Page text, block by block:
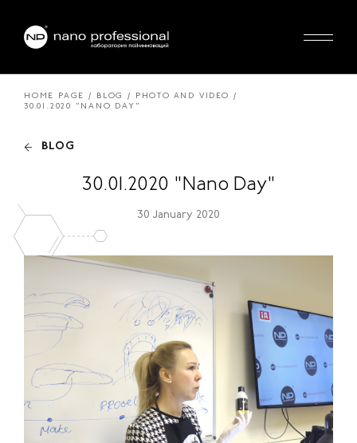
HOME PAGE BLOG
PHOTO AND VIDEO
30.01.2020 "NANO DAY"
BLOG
30.01.2020 "Nano Day"
30 January 2020